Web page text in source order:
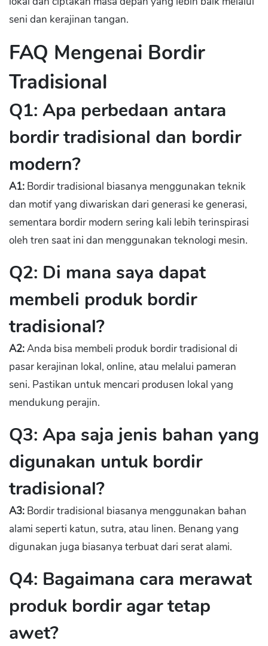
seni dan kerajinan tangan.
FAQ Mengenai Bordir
Tradisional
Q1: Apa perbedaan antara
bordir tradisional dan bordir
modern?
A1: Bordir tradisional biasanya menggunakan teknik
dan motif yang diwariskan dari generasi ke generasi,
sementara bordir modern sering kali lebih terinspirasi
oleh tren saat ini dan menggunakan teknologi mesin.
Q2: Di mana saya dapat
membeli produk bordir
tradisional?
A2:Anda bisa membeli produk bordir tradisional di
pasar kerajinan lokal, online, atau melalui pameran
seni. Pastikan untuk mencari produsen lokal yang
mendukung perajin.
Q3: Apa saja jenis bahan yang
digunakan untuk bordir
tradisional?
A3: Bordir tradisional biasanya menggunakan bahan
alami seperti katun, sutra, atau linen. Benang yang
digunakan juga biasanya terbuat dari serat alami.
Q4: Bagaimana cara merawat
produk bordir agar tetap
awet?